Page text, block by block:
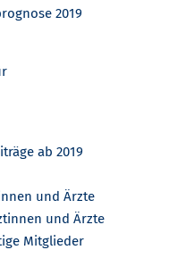
2019
ab 2019
und Ärzte
und Ärzte
Mitglieder